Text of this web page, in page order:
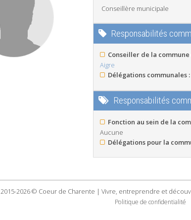
Conseillère municipale
Responsabilités
Conseiller de la commune
Aigre
Délégations communales :
Responsabilités
Fonction au sein de la
Aucune
Délégations pour la
2015-2026 © Coeur de Charente | Vivre, entreprendre et
Politique de confidentialité